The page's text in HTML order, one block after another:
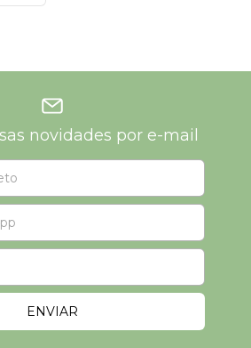
novidades por e-mail